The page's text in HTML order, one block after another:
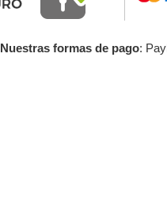
Nuestras formas de pago: